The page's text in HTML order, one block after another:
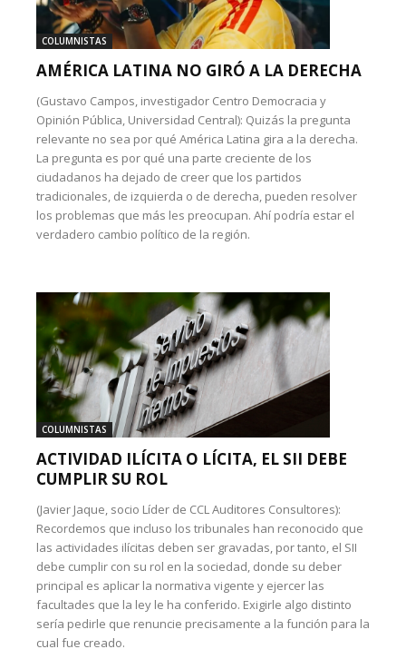
COLUMNISTAS
AMÉRICA LATINA NO GIRÓ A LA DERECHA
(Gustavo Campos, investigador Centro Democracia y
Opinión Pública, Universidad Central): Quizás la pregunta
relevante no sea por qué América Latina gira a la derecha.
La pregunta es por qué una parte creciente de los
ciudadanos ha dejado de creer que los partidos
tradicionales, de izquierda o de derecha, pueden resolver
los problemas que más les preocupan. Ahí podría estar el
verdadero cambio político de la región.
COLUMNISTAS
ACTIVIDAD ILÍCITA O LÍCITA, EL SII DEBE
CUMPLIR SU ROL
(Javier Jaque, socio Líder de CCL Auditores Consultores):
Recordemos que incluso los tribunales han reconocido que
las actividades ilícitas deben ser gravadas, por tanto, el SII
debe cumplir con su rol en la sociedad, donde su deber
principal es aplicar la normativa vigente y ejercer las
facultades que la ley le ha conferido. Exigirle algo distinto
sería pedirle que renuncie precisamente a la función para la
cual fue creado.